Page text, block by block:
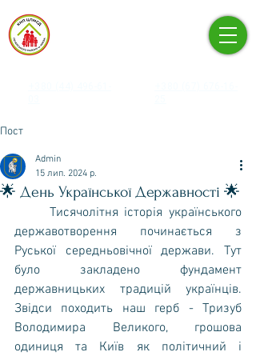
Пост
🌟 День Української Державності 🌟
Admin
15 лип. 2024 р.
державотворення починається з
Руської середньовічної держави. Тут
було закладено фундамент
державницьких традицій українців.
Звідси походить наш герб - Тризуб
Володимира Великого, грошова
одиниця та Київ як політичний і